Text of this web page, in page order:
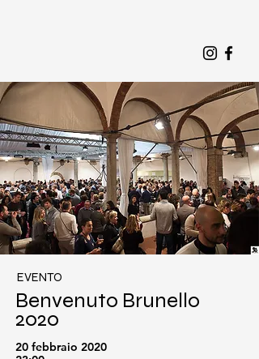
EVENTO
Benvenuto Brunello
2020
20 febbraio 2020